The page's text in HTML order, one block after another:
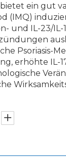
ein gut
(IMQ)
und IL-23/IL-
Psoriasis-
erhöhte IL-